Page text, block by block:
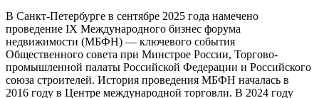
В Санкт-Петербурге в сентябре 2025 года намечено
проведение IХ Международного бизнес форума
недвижимости (МБФН) — ключевого события
Общественного совета при Минстрое России, Торгово-
промышленной палаты Российской Федерации и Российского
союза строителей. История проведения МБФН началась в
2016 году в Центре международной торговли. В 2024 году